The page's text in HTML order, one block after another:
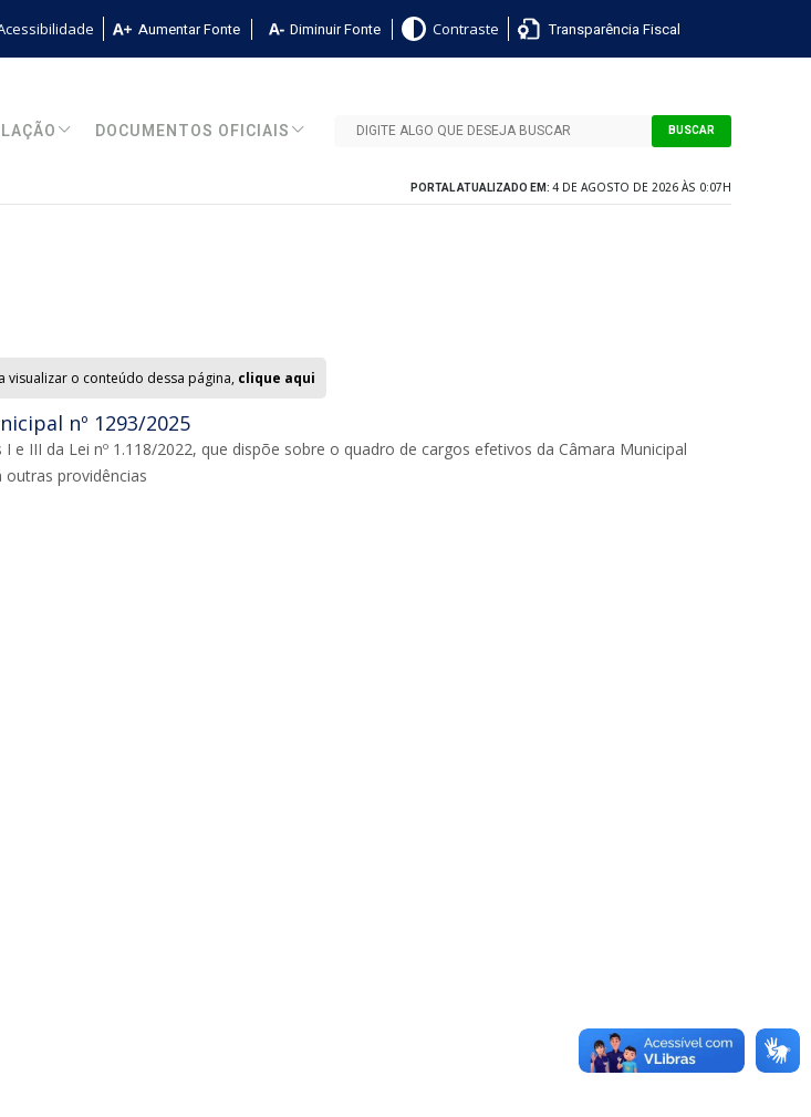
Aumentar Fonte Diminuir Fonte Contraste Transparência Fiscal
DOCUMENTOS OFICIAIS BUSCAR
PORTAL ATUALIZADO EM: 4 DE AGOSTO DE 2026 ÀS 0:07H
visualizar o conteúdo dessa página, clique aqui
nº 1293/2025
e III da Lei nº 1.118/2022, que dispõe sobre o quadro de cargos efetivos da Câmara Municipal
outras providências